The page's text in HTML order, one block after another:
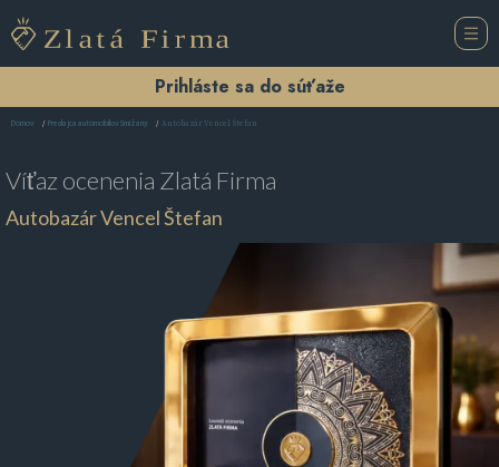
Prihláste sa do súťaže
Domov Predajca automobilov Smižany Autobazár Vencel Štefan
Víťaz ocenenia Zlatá Firma
Autobazár Vencel Štefan